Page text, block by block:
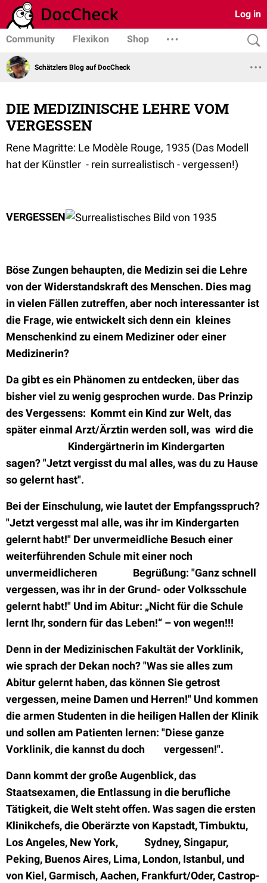
Log in
Community Flexikon Shop
Schätzlers Blog auf DocCheck
DIE MEDIZINISCHE LEHRE VOM
VERGESSEN
Rene Magritte: Le Modèle Rouge, 1935 (Das Modell
hat der Künstler - rein surrealistisch - vergessen!)
VERGESSEN
Böse Zungen behaupten, die Medizin sei die Lehre
von der Widerstandskraft des Menschen. Dies mag
in vielen Fällen zutreffen, aber noch interessanter ist
die Frage, wie entwickelt sich denn ein kleines
Menschenkind zu einem Mediziner oder einer
Medizinerin?
Da gibt es ein Phänomen zu entdecken, über das
bisher viel zu wenig gesprochen wurde. Das Prinzip
des Vergessens: Kommt ein Kind zur Welt, das
später einmal Arzt/Ärztin werden soll, was wird die
Kindergärtnerin im Kindergarten
sagen? "Jetzt vergisst du mal alles, was du zu Hause
so gelernt hast".
Bei der Einschulung, wie lautet der Empfangsspruch?
"Jetzt vergesst mal alle, was ihr im Kindergarten
gelernt habt!" Der unvermeidliche Besuch einer
weiterführenden Schule mit einer noch
unvermeidlicheren Begrüßung: "Ganz schnell
vergessen, was ihr in der Grund- oder Volksschule
gelernt habt!" Und im Abitur: „Nicht für die Schule
lernt Ihr, sondern für das Leben!“ – von wegen!!!
Denn in der Medizinischen Fakultät der Vorklinik,
wie sprach der Dekan noch? "Was sie alles zum
Abitur gelernt haben, das können Sie getrost
vergessen, meine Damen und Herren!" Und kommen
die armen Studenten in die heiligen Hallen der Klinik
und sollen am Patienten lernen: "Diese ganze
Vorklinik, die kannst du doch vergessen!".
Dann kommt der große Augenblick, das
Staatsexamen, die Entlassung in die berufliche
Tätigkeit, die Welt steht offen. Was sagen die ersten
Klinikchefs, die Oberärzte von Kapstadt, Timbuktu,
LosAngeles, New York, Sydney, Singapur,
Peking, Buenos Aires, Lima, London, Istanbul, und
von Kiel, Garmisch, Aachen, Frankfurt/Oder, Castrop-